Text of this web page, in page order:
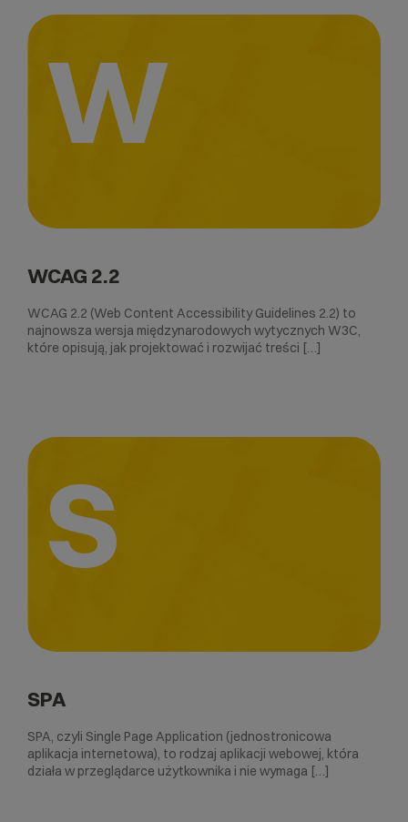
W
WCAG 2.2
WCAG 2.2 (Web Content Accessibility Guidelines 2.2) to
najnowsza wersja międzynarodowych wytycznych W3C,
które opisują, jak projektować i rozwijać treści […]
S
SPA
SPA, czyli Single Page Application (jednostronicowa
aplikacja internetowa), to rodzaj aplikacji webowej, która
działa w przeglądarce użytkownika i nie wymaga […]